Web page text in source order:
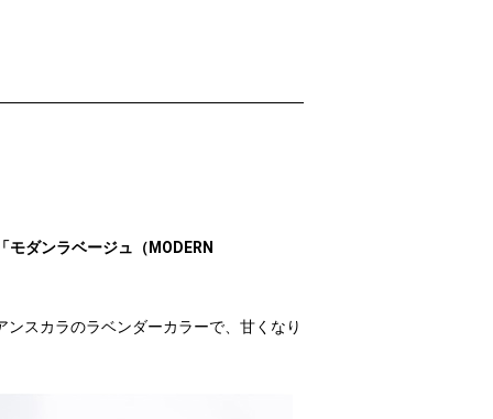
ダンラベージュ（MODERN
ンスカラのラベンダーカラーで、甘くなり